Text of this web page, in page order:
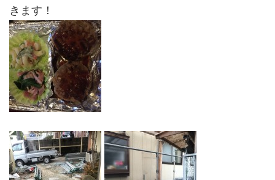
きます！